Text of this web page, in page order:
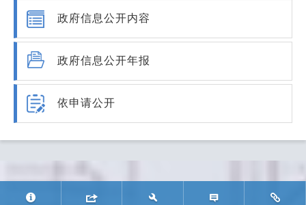
政府信息公开内容
政府信息公开年报
依申请公开